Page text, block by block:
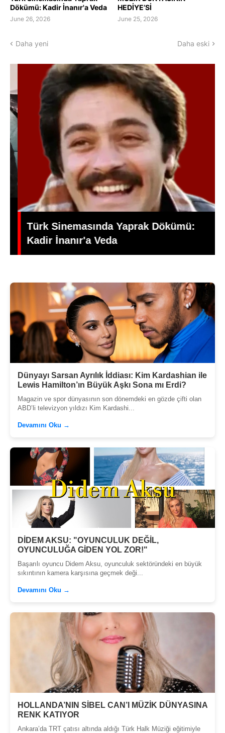
Dökümü: Kadir İnanır'a Veda
June 26, 2026
HEDİYE’Sİ
June 25, 2026
Daha yeni Daha eski
Türk Sinemasında Yaprak Dökümü:
Kadir İnanır'a Veda
Dünyayı Sarsan Ayrılık İddiası: Kim Kardashian ile
Lewis Hamilton’ın Büyük Aşkı Sona mı Erdi?
Magazin ve spor dünyasının son dönemdeki en gözde çifti olan
ABD’li televizyon yıldızı Kim Kardashi...
Devamını Oku →
DİDEM AKSU: "OYUNCULUK DEĞİL,
OYUNCULUĞA GİDEN YOL ZOR!"
Başarılı oyuncu Didem Aksu, oyunculuk sektöründeki en büyük
sıkıntının kamera karşısına geçmek deği...
Devamını Oku →
HOLLANDA’NIN SİBEL CAN’I MÜZİK DÜNYASINA
RENK KATIYOR
Ankara’da TRT çatısı altında aldığı Türk Halk Müziği eğitimiyle